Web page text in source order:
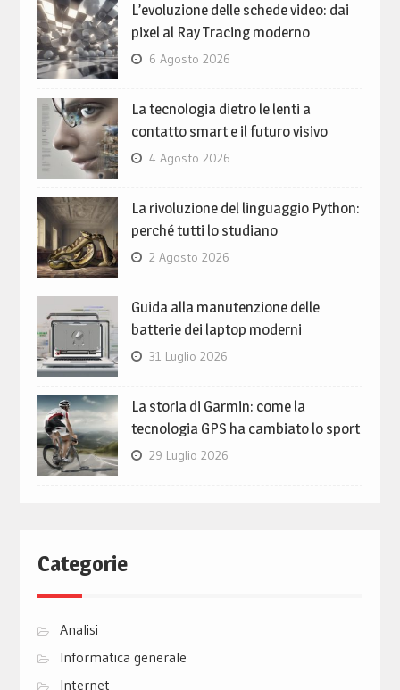
L’evoluzione delle schede video: dai
pixel al Ray Tracing moderno
6 Agosto 2026
La tecnologia dietro le lenti a
contatto smart e il futuro visivo
4 Agosto 2026
La rivoluzione del linguaggio Python:
perché tutti lo studiano
2 Agosto 2026
Guida alla manutenzione delle
batterie dei laptop moderni
31 Luglio 2026
La storia di Garmin: come la
tecnologia GPS ha cambiato lo sport
29 Luglio 2026
Categorie
Analisi
Informatica generale
Internet